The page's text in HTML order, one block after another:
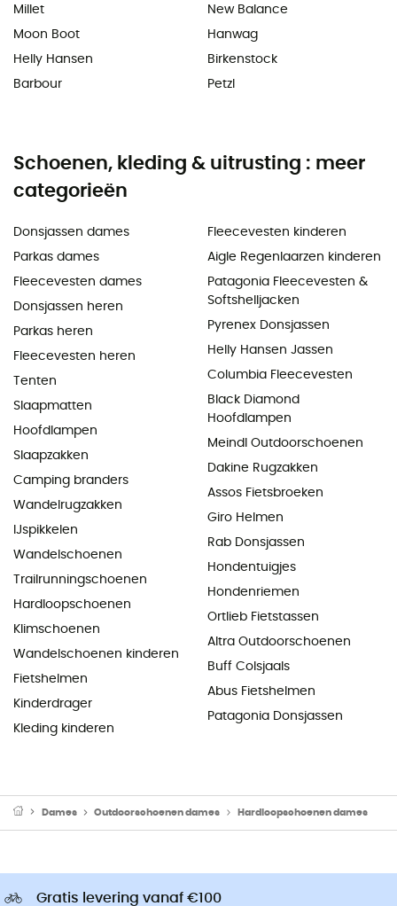
Millet
Moon Boot
Helly Hansen
Barbour
New Balance
Hanwag
Birkenstock
Petzl
Schoenen, kleding & uitrusting : meer
categorieën
Donsjassen dames
Parkas dames
Fleecevesten dames
Donsjassen heren
Parkas heren
Fleecevesten heren
Tenten
Slaapmatten
Hoofdlampen
Slaapzakken
Camping branders
Wandelrugzakken
IJspikkelen
Wandelschoenen
Trailrunningschoenen
Hardloopschoenen
Klimschoenen
Wandelschoenen kinderen
Fietshelmen
Kinderdrager
Kleding kinderen
Fleecevesten kinderen
Aigle Regenlaarzen kinderen
Patagonia Fleecevesten &
Softshelljacken
Pyrenex Donsjassen
Helly Hansen Jassen
Columbia Fleecevesten
Black Diamond
Hoofdlampen
Meindl Outdoorschoenen
Dakine Rugzakken
Assos Fietsbroeken
Giro Helmen
Rab Donsjassen
Hondentuigjes
Hondenriemen
Ortlieb Fietstassen
Altra Outdoorschoenen
Buff Colsjaals
Abus Fietshelmen
Patagonia Donsjassen
Dames Outdoorschoenen dames Hardloopschoenen dames
Gratis levering vanaf €100